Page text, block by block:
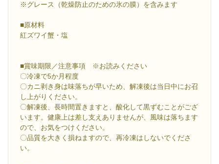
※グレース（乾燥防止のための氷の膜）を含みます
■原材料
紅ズワイ蟹・塩
■賞味期限／注意事項 ※お読みください
〇冷凍で5か月程度
〇カニ剥き身は味落ちが早いため、解凍後は当日中にお召
し上がりください。
〇解凍後、長時間置きますと、酸化して黒ずむことがござ
います。健康上は差し支えありませんが、風味は落ちます
ので、お気をつけください。
〇品質を大きく損ねますので、再冷凍はしないでくださ
い。